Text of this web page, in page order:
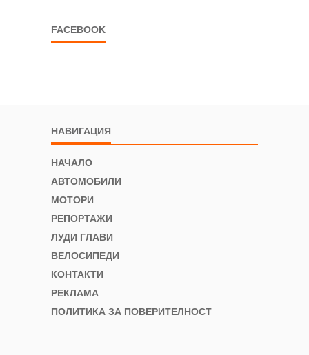
FACEBOOK
НАВИГАЦИЯ
НАЧАЛО
АВТОМОБИЛИ
МОТОРИ
РЕПОРТАЖИ
ЛУДИ ГЛАВИ
ВЕЛОСИПЕДИ
КОНТАКТИ
РЕКЛАМА
ПОЛИТИКА ЗА ПОВЕРИТЕЛНОСТ